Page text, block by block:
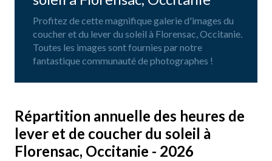
Profitez de cette magnifique galerie d'images du
coucher et du lever du soleil à Florensac, Occitanie.
Toutes les images sont fournies par notre
fantastique communauté de photographes !
Répartition annuelle des heures de
lever et de coucher du soleil à
Florensac, Occitanie - 2026